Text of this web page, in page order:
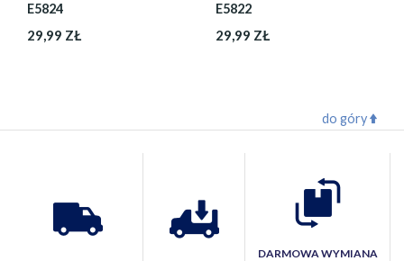
E5824
29,99 ZŁ
E5822
29,99 ZŁ
do góry
DARMOWA WYMIANA